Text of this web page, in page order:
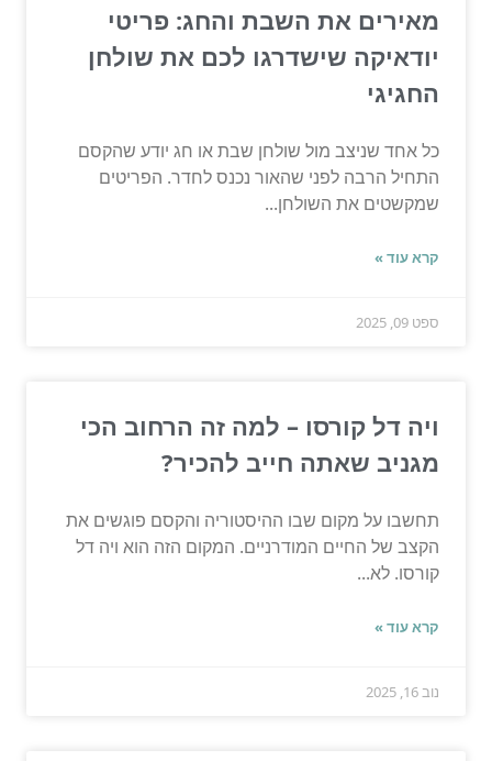
מאירים את השבת והחג: פריטי
יודאיקה שישדרגו לכם את שולחן
החגיגי
כל אחד שניצב מול שולחן שבת או חג יודע שהקסם
התחיל הרבה לפני שהאור נכנס לחדר. הפריטים
שמקשטים את השולחן...
קרא עוד »
ספט 09, 2025
ויה דל קורסו – למה זה הרחוב הכי
מגניב שאתה חייב להכיר?
תחשבו על מקום שבו ההיסטוריה והקסם פוגשים את
הקצב של החיים המודרניים. המקום הזה הוא ויה דל
קורסו. לא...
קרא עוד »
נוב 16, 2025